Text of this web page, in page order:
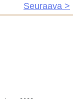
Seuraava >